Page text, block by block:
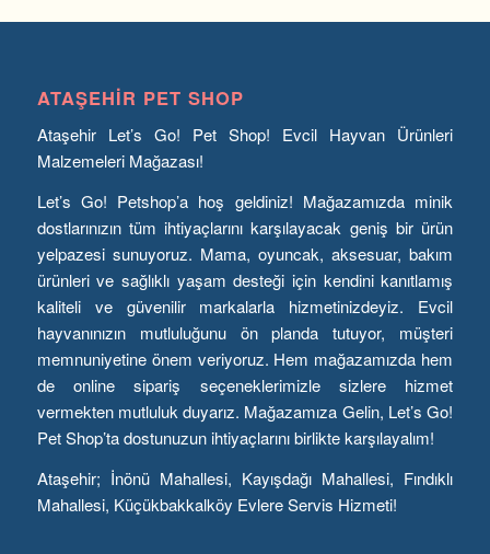
ATAŞEHIR PET SHOP
Ataşehir Let’s Go! Pet Shop! Evcil Hayvan Ürünleri
Malzemeleri Mağazası!
Let’s Go! Petshop’a hoş geldiniz! Mağazamızda minik
dostlarınızın tüm ihtiyaçlarını karşılayacak geniş bir ürün
yelpazesi sunuyoruz. Mama, oyuncak, aksesuar, bakım
ürünleri ve sağlıklı yaşam desteği için kendini kanıtlamış
kaliteli ve güvenilir markalarla hizmetinizdeyiz. Evcil
hayvanınızın mutluluğunu ön planda tutuyor, müşteri
memnuniyetine önem veriyoruz. Hem mağazamızda hem
de online sipariş seçeneklerimizle sizlere hizmet
vermekten mutluluk duyarız. Mağazamıza Gelin, Let’s Go!
Pet Shop’ta dostunuzun ihtiyaçlarını birlikte karşılayalım!
Ataşehir; İnönü Mahallesi, Kayışdağı Mahallesi, Fındıklı
Mahallesi, Küçükbakkalköy Evlere Servis Hizmeti!